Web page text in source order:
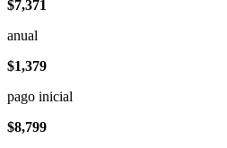
$7,371
anual
$1,379
pago inicial
$8,799